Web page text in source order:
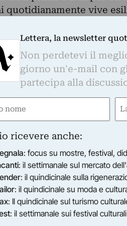
quotidianamente vive
non lo rappresenta più.
racconta il fotografo è “il
non c’è nessuno. Non
a fare la spesa, la gente
che giravano.
a Roma com’era San
Avevo 14 anni ed
abbandonati, le case
a Santa Margherita
Dopo essersi trasferito a
di reportage,
e alla descrizione
Piano, per il quale
Nel 1995
Lettera, la newsletter
Non perdetevi il
giorno un'e-mail con
partecipa alla
ricevere anche:
: focus su mostre, festival,
: il settimanale sul mercato
: il quindicinale sulla
: il quindicinale su moda e
: Il quindicinale sul turismo
: il settimanale sui festival culturali